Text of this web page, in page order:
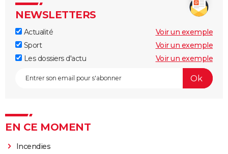
NEWSLETTERS
Actualité
Voir un exemple
Sport
Voir un exemple
Les dossiers d'actu
Voir un exemple
EN CE MOMENT
Incendies